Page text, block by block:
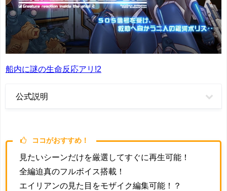
船内に謎の生命反応アリ!2
公式説明
ココがおすすめ！
見たいシーンだけを厳選してすぐに再生可能！
全編迫真のフルボイス搭載！
エイリアンの見た目をモザイク編集可能！？